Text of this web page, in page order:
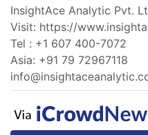
InsightAce Analytic Pvt.
Visit: https://
Tel : +1 607 400-7072
Asia: +91 79 72967118